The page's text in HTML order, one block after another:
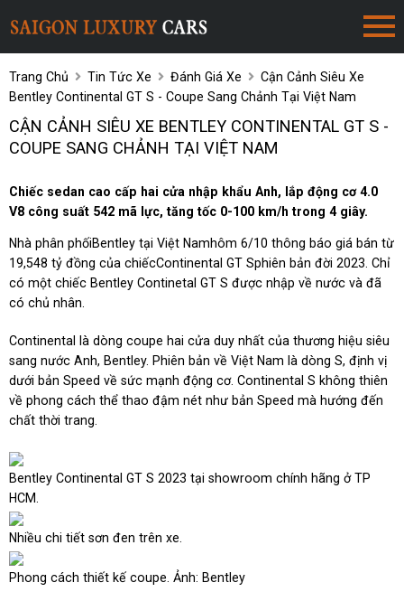
Trang Chủ Tin Tức Xe Đánh Giá Xe
Cận Cảnh Siêu Xe
Bentley Continental GT S - Coupe Sang Chảnh Tại Việt Nam
CẬN CẢNH SIÊU XE BENTLEY CONTINENTAL GT S -
COUPE SANG CHẢNH TẠI VIỆT NAM
Chiếc sedan cao cấp hai cửa nhập khẩu Anh, lắp động cơ 4.0
V8 công suất 542 mã lực, tăng tốc 0-100 km/h trong 4 giây.
Nhà phân phốiBentley tại Việt Namhôm 6/10 thông báo giá bán từ
19,548 tỷ đồng của chiếcContinental GT Sphiên bản đời 2023. Chỉ
có một chiếc Bentley Continetal GT S được nhập về nước và đã
có chủ nhân.
Continental là dòng coupe hai cửa duy nhất của thương hiệu siêu
sang nước Anh, Bentley. Phiên bản về Việt Nam là dòng S, định vị
dưới bản Speed về sức mạnh động cơ. Continental S không thiên
về phong cách thể thao đậm nét như bản Speed mà hướng đến
chất thời trang.
Bentley Continental GT S 2023 tại showroom chính hãng ở TP
HCM.
Nhiều chi tiết sơn đen trên xe.
Phong cách thiết kế coupe. Ảnh: Bentley